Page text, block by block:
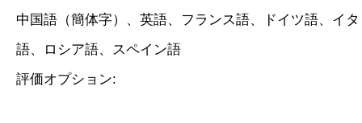
中国語（簡体字）、英語、フランス語、ドイツ語、イ
語、ロシア語、スペイン語
評価オプション: